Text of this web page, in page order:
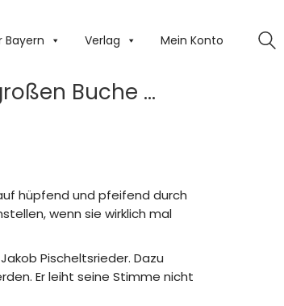
Bayern Verlag Mein Konto
Buche …
hüpfend und pfeifend durch
wenn sie wirklich mal
Pischeltsrieder. Dazu
Er leiht seine Stimme nicht